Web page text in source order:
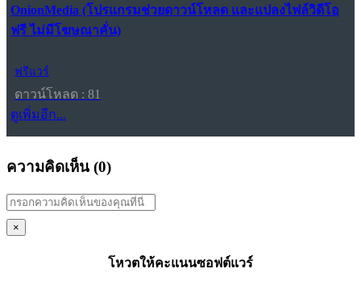
OnionMedia (โปรแกรมช่วยดาวน์โหลด และแปลงไฟล์วิดีโอ
ฟรี ไม่มีโฆษณาคั่น)
ฟรีแวร์
ดาวน์โหลด : 81
ดูเพิ่มอีก...
ความคิดเห็น (0)
×
โหวตให้คะแนนซอฟต์แวร์